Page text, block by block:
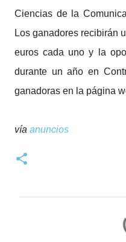
Ciencias de la
Los ganadores recibirán
euros cada uno y la
durante un año en
ganadoras en la página
vía anuncios